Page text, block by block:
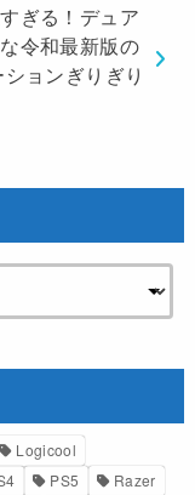
ぎる！デュア
令和最新版の
ョンぎりぎり
Logicool
PS5
Razer